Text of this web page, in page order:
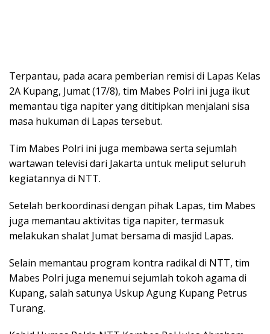
Terpantau, pada acara pemberian remisi di Lapas Kelas
2A Kupang, Jumat (17/8), tim Mabes Polri ini juga ikut
memantau tiga napiter yang dititipkan menjalani sisa
masa hukuman di Lapas tersebut.
Tim Mabes Polri ini juga membawa serta sejumlah
wartawan televisi dari Jakarta untuk meliput seluruh
kegiatannya di NTT.
Setelah berkoordinasi dengan pihak Lapas, tim Mabes
juga memantau aktivitas tiga napiter, termasuk
melakukan shalat Jumat bersama di masjid Lapas.
Selain memantau program kontra radikal di NTT, tim
Mabes Polri juga menemui sejumlah tokoh agama di
Kupang, salah satunya Uskup Agung Kupang Petrus
Turang.